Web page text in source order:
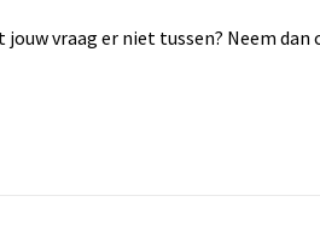
vraag er niet tussen? Neem